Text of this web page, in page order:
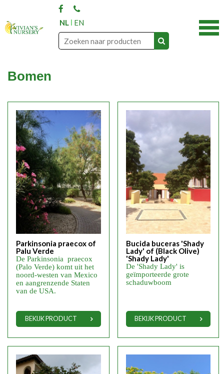
NL EN
Bomen
Parkinsonia praecox of
Palu Verde
De Parkinsonia praecox
(Palo Verde) komt uit het
noord-westen van Mexico
en aangrenzende Staten
van de USA.
BEKIJK PRODUCT
Bucida buceras 'Shady
Lady' of (Black Olive)
'Shady Lady'
De 'Shady Lady' is
geïmporteerde grote
schaduwboom
BEKIJK PRODUCT